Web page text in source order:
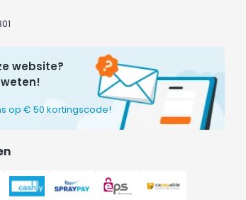
website?
op € 50 kortingscode!